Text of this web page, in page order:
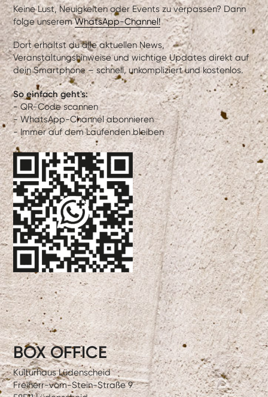
Keine Lust, Neuigkeiten oder Events zu verpassen? Dann
folge unseremWhatsApp-Channel!
Dort erhältst du alle aktuellen News,
Veranstaltungshinweise und wichtige Updates direkt auf
dein Smartphone – schnell, unkompliziert und kostenlos.
So einfach geht's:
- QR-Code scannen
- WhatsApp-Channel abonnieren
- Immer auf dem Laufenden bleiben
BOX OFFICE
Kulturhaus Lüdenscheid
Freiherr-vom-Stein-Straße 9